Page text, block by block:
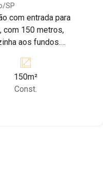
SP
com entrada para
com 150 metros,
aos fundos.
150m²
Const.